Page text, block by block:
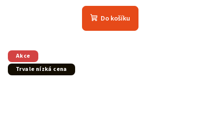
hodnocení
produktu
Do košíku
Akce
Trvale nízká cena